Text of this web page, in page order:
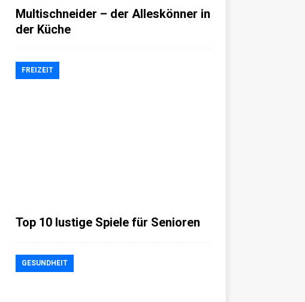
Multischneider – der Alleskönner in
der Küche
FREIZEIT
Top 10 lustige Spiele für Senioren
GESUNDHEIT